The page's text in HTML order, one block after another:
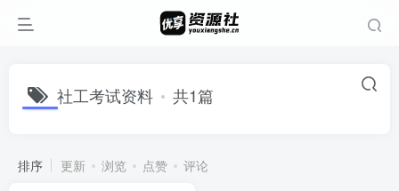
社工考试资料 共1篇
排序 更新 浏览 点赞 评论